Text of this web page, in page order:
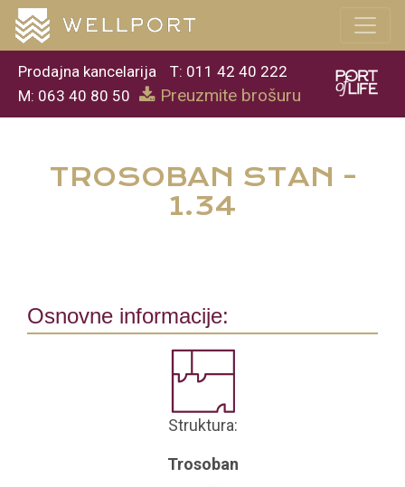
Prodajna kancelarija
T: 011 42 40 222
M: 063 40 80 50
Preuzmite brošuru
TROSOBAN STAN -
1.34
Osnovne informacije:
Struktura:
Trosoban